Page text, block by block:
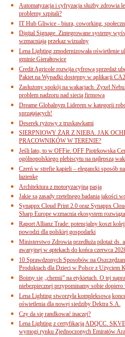
Automatyzacja i cyfryzacja służby zdrowia
problemy szpitali?
IT Hub Gliwice - biura, coworking,
Digital Signage. Zintegrowane systemy
wzmacniają przekaz wizualny
Lena Lighting zmodernizowała oświetlenie
gminie Gierałtowice
Credit Agricole rozwija cyfrową sprzedaż
Pakiet na Wypadki dostępny w aplikacji
Zasłużony spokój na wakacjach. Zyxel
problem nadzoru nad siecią firmową
Dreame Globalnym Liderem w kategorii
sprzątających!
Deserek ryżowy z truskawkami
SIERPNIOWY ŻAR Z NIEBA. JAK
PRACOWNIKÓW W TERENIE?
Jeśli lato, to w OFFie. OFF Piotrkowska
ogólnopolskiego plebiscytu na najlepszą wak
Czerń w strefie kąpieli – elegancki sposób
łazienkę
Architektura z motoryzacyjną pasją
Jakie są zasady rzetelnego badania jakości
Synappx Cloud Print 2.0 oraz Synappx
Sharp Europe wzmacnia ekosystem
Raport Allianz Trade: potencjalny koszt
powodzi dla polskiej gospodarki
Ministerstwo Zdrowia przedłuża pilotaż ds.
awaryjnej w aptekach do końca czerwca
10 Sprawdzonych Sposobów na
Produktach dla Dzieci w Polsce z Użyciem
Boimy się „chemii” na etykietach. O tej
niebezpiecznej przypominamy sobie
Lena Lighting stworzyła kompleksową
oświetlenia dla nowej siedziby Dektra S.A.
Czy da się randkować inaczej?
Lena Lighting z certyfikacją ADQCC.
wymogi rynku Zjednoczonych Emiratów